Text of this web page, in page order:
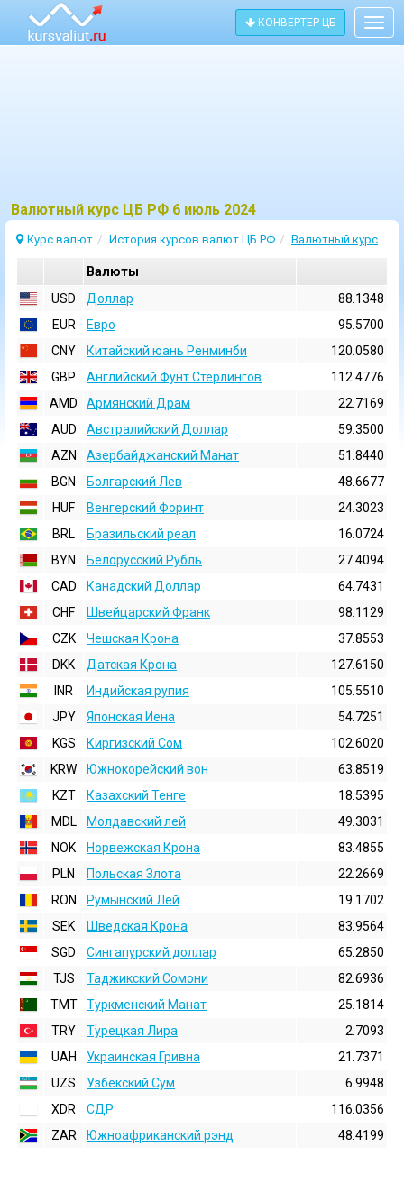
КОНВЕРТЕР ЦБ
Bалютный курс ЦБ РФ 6 июль 2024
Курс валют История курсов валют ЦБ РФ Валютный курс 6 Июль 2024
Валюты
USD
Доллар
88.1348
EUR
Евро
95.5700
CNY
Китайский юань Ренминби
120.0580
GBP
Английский Фунт Стерлингов
112.4776
AMD
Армянский Драм
22.7169
AUD
Австралийский Доллар
59.3500
AZN
Азербайджанский Манат
51.8440
BGN
Болгарский Лев
48.6677
HUF
Венгерский Форинт
24.3023
BRL
Бразильский реал
16.0724
BYN
Белорусский Рубль
27.4094
CAD
Канадский Доллар
64.7431
CHF
Швейцарский Франк
98.1129
CZK
Чешская Крона
37.8553
DKK
Датская Крона
127.6150
INR
Индийская pупия
105.5510
JPY
Японская Иена
54.7251
KGS
Киргизский Сом
102.6020
KRW
Южнокорейский вон
63.8519
KZT
Казахский Тенге
18.5395
MDL
Молдавский лей
49.3031
NOK
Норвежская Крона
83.4855
PLN
Польская Злота
22.2669
RON
Румынский Лей
19.1702
SEK
Шведская Крона
83.9564
SGD
Сингапурский доллар
65.2850
TJS
Таджикский Сомони
82.6936
TMT
Туркменский Манат
25.1814
TRY
Турецкая Лира
2.7093
UAH
Украинская Гривна
21.7371
UZS
Узбекский Сум
6.9948
XDR
СДР
116.0356
ZAR
Южноафриканский рэнд 48.4199